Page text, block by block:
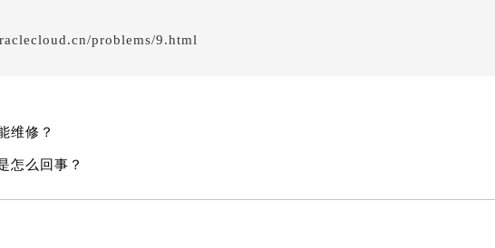
东区紫气大路与南九经街交汇处万宝龙售后服务中心（需提前预约）
江区五环大街万宝龙售后服务中心（需提前预约）
山区胜利路万宝龙售后服务中心（需提前预约）
塔区新华路万宝龙售后服务中心（需提前预约）
problems/9.html
维修？
怎么回事？